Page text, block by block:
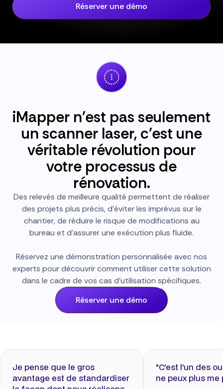
Réserver une démo
iMapper n'est pas seulement
un scanner laser, c'est une
véritable révolution pour
votre processus de
rénovation.
Des relevés de meilleure qualité permettent de réaliser
des projets plus précis, d'éviter les imprévus sur le
chantier, de réduire le risque de modifications au
bureau et d'assurer une exécution plus fluide.
Réservez une démonstration personnalisée avec nos
experts pour découvrir comment utiliser cette solution
dans le cadre de vos cas d'utilisation spécifiques.
Réserver une démo
Je pense que le gros
avantage est de standardiser
"C'est l'un des
ne peux plus me